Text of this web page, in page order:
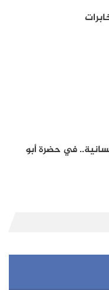
في حضرة أبو